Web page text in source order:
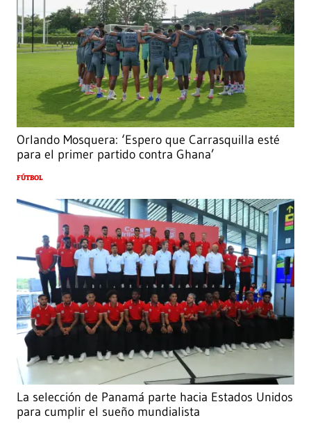
Orlando Mosquera: ‘Espero que Carrasquilla esté
para el primer partido contra Ghana’
FÚTBOL
La selección de Panamá parte hacia Estados Unidos
para cumplir el sueño mundialista